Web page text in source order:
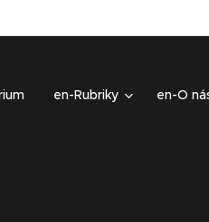
en-Rubriky en-O